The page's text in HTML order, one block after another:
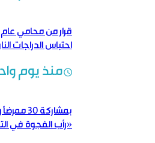
قرار من محامي
احتباس الدراجات
منذ يوم
بمشاركة
«رأب الفجوة في